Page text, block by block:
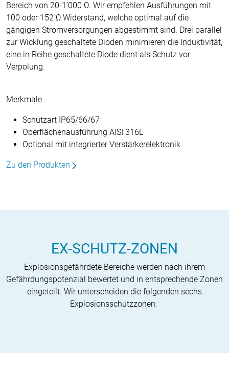
Bereich von 20-1’000 Ω. Wir empfehlen Ausführungen mit
100 oder 152 Ω Widerstand, welche optimal auf die
gängigen Stromversorgungen abgestimmt sind. Drei parallel
zur Wicklung geschaltete Dioden minimieren die Induktivität,
eine in Reihe geschaltete Diode dient als Schutz vor
Verpolung.
Merkmale
Schutzart IP65/66/67
Oberflächenausführung AISI 316L
Optional mit integrierter Verstärkerelektronik
Zu den Produkten
EX-SCHUTZ-ZONEN
Explosionsgefährdete Bereiche werden nach ihrem
Gefährdungspotenzial bewertet und in entsprechende Zonen
eingeteilt. Wir unterscheiden die folgenden sechs
Explosionsschutzzonen: